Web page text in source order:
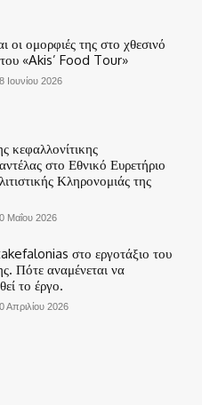
οι ομορφιές της στο χθεσινό
του «Akis’ Food Tour»
Ιουνίου 2026
κεφαλλονίτικης
στο Εθνικό Ευρετήριο
Κληρονομιάς της
Μαΐου 2026
στο εργοτάξιο του
Πότε αναμένεται να
το έργο.
Απριλίου 2026